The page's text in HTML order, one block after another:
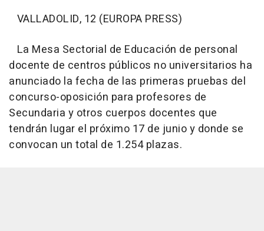
VALLADOLID, 12 (EUROPA PRESS)
La Mesa Sectorial de Educación de personal
docente de centros públicos no universitarios ha
anunciado la fecha de las primeras pruebas del
concurso-oposición para profesores de
Secundaria y otros cuerpos docentes que
tendrán lugar el próximo 17 de junio y donde se
convocan un total de 1.254 plazas.